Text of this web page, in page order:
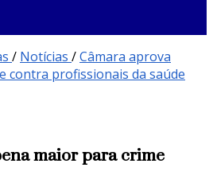
/ Notícias /Câmara aprova
contra profissionais da saúde
maior para crime